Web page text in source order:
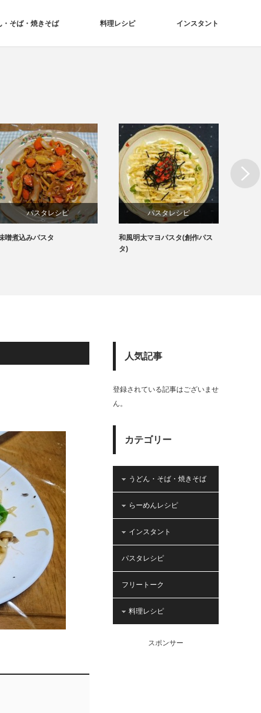
・そば・焼きそば 料理レシピ インスタント
パスタレシピ
噌煮込みパスタ
パスタレシピ
和風明太マヨパスタ(創作パス
タ)
Next
人気記事
登録されている記事はございませ
ん。
カテゴリー
うどん・そば・焼きそば
らーめんレシピ
インスタント
パスタレシピ
フリートーク
料理レシピ
スポンサー